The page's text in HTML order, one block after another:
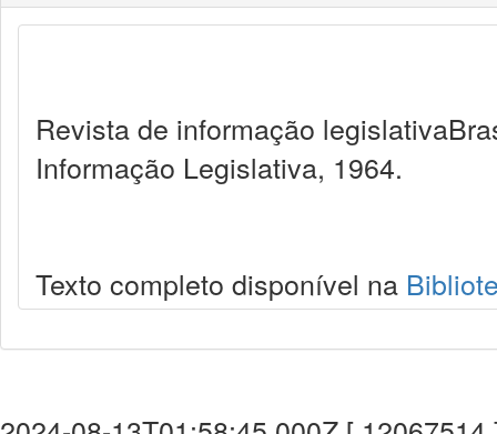
Revista de informação
Informação Legislativa, 1964.
Texto completo disponível na